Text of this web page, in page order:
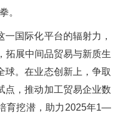
。
国际化平台的辐射力，
拓展中间品贸易与新质生
球。在业态创新上，争取
点，推动加工贸易企业数
育挖潜，助力2025年1—